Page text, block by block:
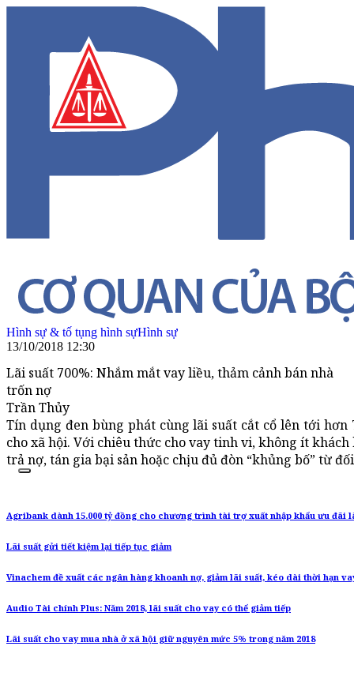
Hình sự & tố tụng hình sựHình sự
13/10/2018 12:30
Lãi suất 700%: Nhắm mắt vay liều, thảm cảnh bán nhà
trốn nợ
Trần Thủy
Tín dụng đen bùng phát cùng lãi suất cắt cổ lên tới
cho xã hội. Với chiêu thức cho vay tinh vi, không ít
trả nợ, tán gia bại sản hoặc chịu đủ đòn “khủng bố” từ
Agribank dành 15.000 tỷ đồng cho chương trình tài trợ xuất nhập khẩu ưu đãi
Lãi suất gửi tiết kiệm lại tiếp tục giảm
Vinachem đề xuất các ngân hàng khoanh nợ, giảm lãi suất, kéo dài thời hạn
Audio Tài chính Plus: Năm 2018, lãi suất cho vay có thể giảm tiếp
Lãi suất cho vay mua nhà ở xã hội giữ nguyên mức 5% trong năm 2018